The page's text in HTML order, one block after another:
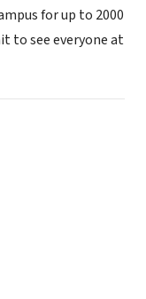
for up to 2000
to see everyone at